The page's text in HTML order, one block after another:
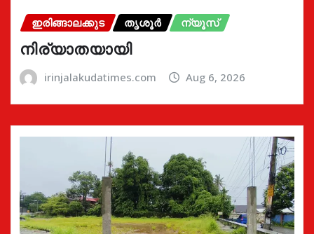
ഇരിങ്ങാലക്കുട തൃശൂർ ന്യൂസ്
നിര്യാതയായി
irinjalakudatimes.com Aug 6, 2026